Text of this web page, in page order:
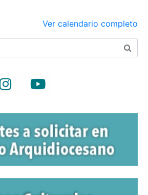
Ver calendario completo